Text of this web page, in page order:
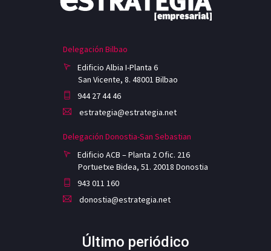
Delegación Bilbao
Edificio Albia I-Planta 6
San Vicente, 8. 48001 Bilbao
944 27 44 46
estrategia@estrategia.net
Delegación Donostia-San Sebastian
Edificio ACB – Planta 2 Ofic. 216
Portuetxe Bidea, 51. 20018 Donostia
943 011 160
donostia@estrategia.net
Último periódico